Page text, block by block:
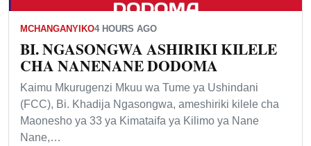
MCHANGANYIKO4 HOURS AGO
BI. NGASONGWA ASHIRIKI KILELE
CHA NANENANE DODOMA
Kaimu Mkurugenzi Mkuu wa Tume ya Ushindani
(FCC), Bi. Khadija Ngasongwa, ameshiriki kilele cha
Maonesho ya 33 ya Kimataifa ya Kilimo ya Nane
Nane,…